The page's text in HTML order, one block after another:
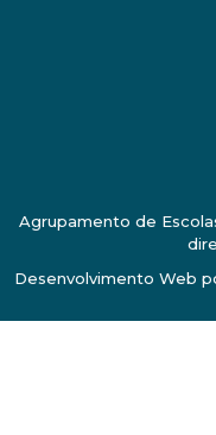
Agrupamento de
Desenvolvimento Web